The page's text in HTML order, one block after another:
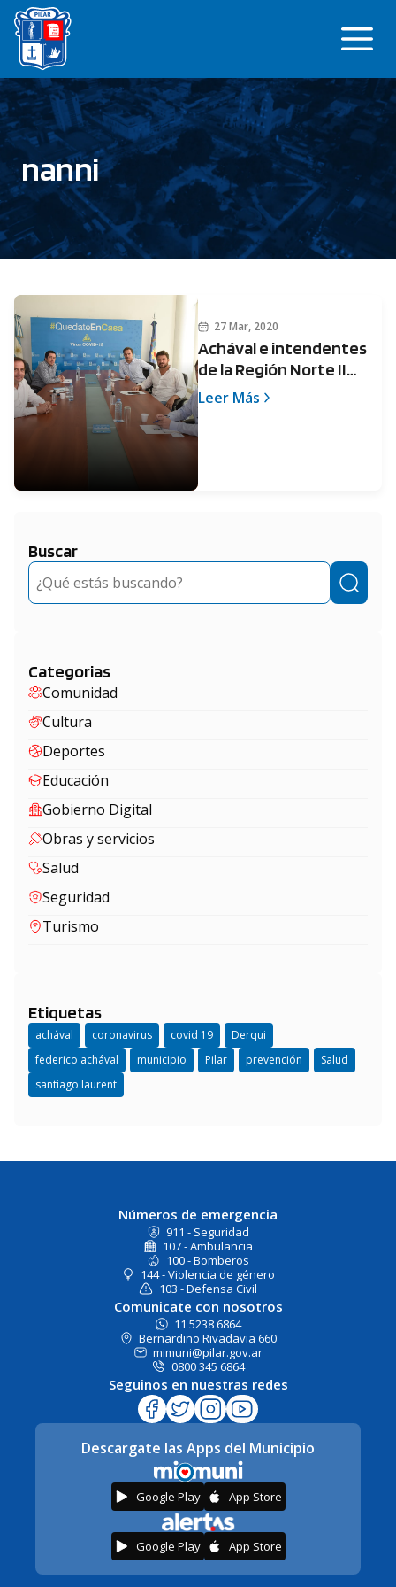
Saltar
contenido
nanni
27 Mar, 2020
Achával e intendentes
de la Región Norte II
delinearon políticas
Leer Más
Buscar
Buscar
Categorias
Comunidad
Cultura
Deportes
Educación
Gobierno Digital
Obras y servicios
Salud
Seguridad
Turismo
Etiquetas
achával coronavirus covid 19
Derqui
federico achával
municipio Pilar prevención
Salud
santiago laurent
Números de emergencia
911 - Seguridad
107 - Ambulancia
100 - Bomberos
144 - Violencia de género
103 - Defensa Civil
Comunicate con nosotros
11 5238 6864
Bernardino Rivadavia 660
mimuni@pilar.gov.ar
0800 345 6864
Seguinos en nuestras redes
Descargate las Apps del Municipio
Google Play App Store
Google Play App Store